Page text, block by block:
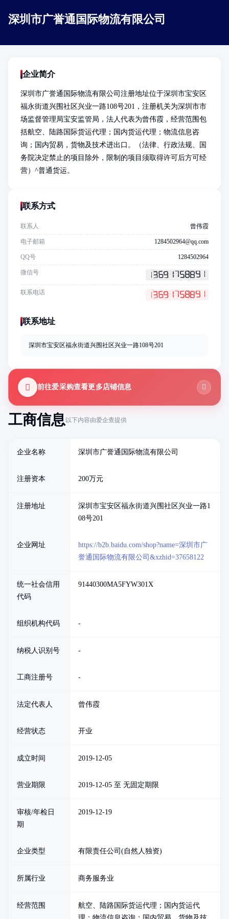
深圳市广誉通国际物流有限公司
工商信息以下内容由爱企查提供
企业名称 深圳市广誉通国际物流有限公司
注册资本 200万元
注册地址
深圳市宝安区福永街道兴围社区兴业一路1
08号201
企业网址
https://b2b.baidu.com/shop?name=深圳市广
誉通国际物流有限公司&xzhid=37658122
统一社会信用
代码
91440300MA5FYW301X
组织机构代码 -
纳税人识别号 -
工商注册号 -
法定代表人 曾伟霞
经营状态 开业
成立时间 2019-12-05
营业期限 2019-12-05 至 无固定期限
审核/年检日
期
2019-12-19
企业类型 有限责任公司(自然人独资)
所属行业 商务服务业
经营范围
航空、陆路国际货运代理；国内货运代
企业简介
深圳市广誉通国际物流有限公司注册地址位于深圳市宝安区
福永街道兴围社区兴业一路108号201，注册机关为深圳市市
场监督管理局宝安监管局，法人代表为曾伟霞，经营范围包
括航空、陆路国际货运代理；国内货运代理；物流信息咨
询；国内贸易，货物及技术进出口。（法律、行政法规、国
务院决定禁止的项目除外，限制的项目须取得许可后方可经
营）^普通货运。
联系方式
联系人 曾伟霞
电子邮箱 1284502964@qq.com
QQ号 1284502964
微信号
联系电话
联系地址
深圳市宝安区福永街道兴围社区兴业一路108号201
前往爱采购查看更多店铺信息